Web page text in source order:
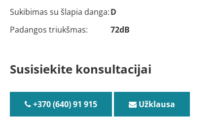
Sukibimas su šlapia danga:D
Padangos triukšmas:
72dB
Susisiekite konsultacijai
+370 (640) 91 915 Užklausa